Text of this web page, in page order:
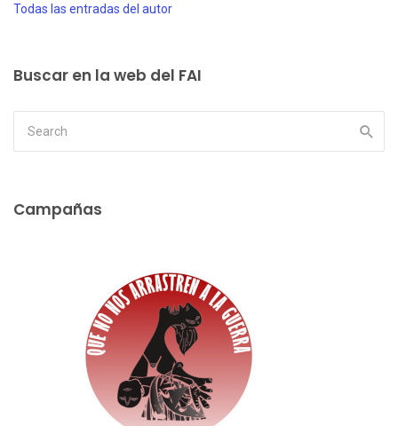
Todas las entradas del autor
Buscar en la web del FAI
Campañas